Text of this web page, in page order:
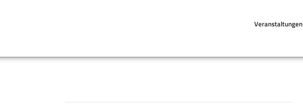
Veranstaltungen